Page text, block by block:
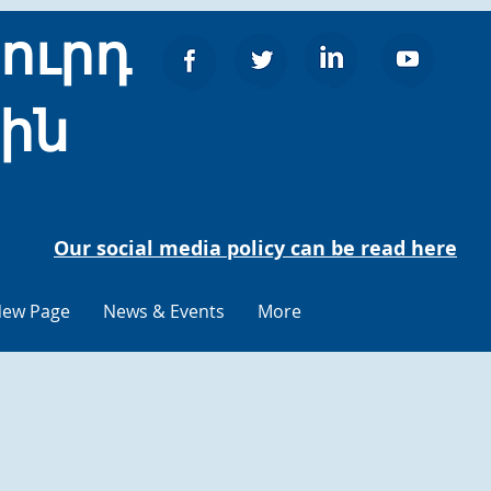
Our social media policy can be read here
Page News & Events More